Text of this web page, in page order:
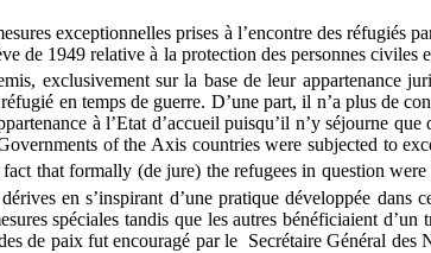
exceptionnelles prises à l’encontre des
de 1949 relative à la protection des personnes civiles
exclusivement sur la base de leur
en temps de guerre. D’une part, il n’a plus de
à l’Etat d’accueil puisqu’il n’y séjourne
of the Axis countries were subjected to
that formally (de jure) the refugees in question
en s’inspirant d’une pratique développée
spéciales tandis que les autres bénéficiaient
de paix fut encouragé par le Secrétaire Général